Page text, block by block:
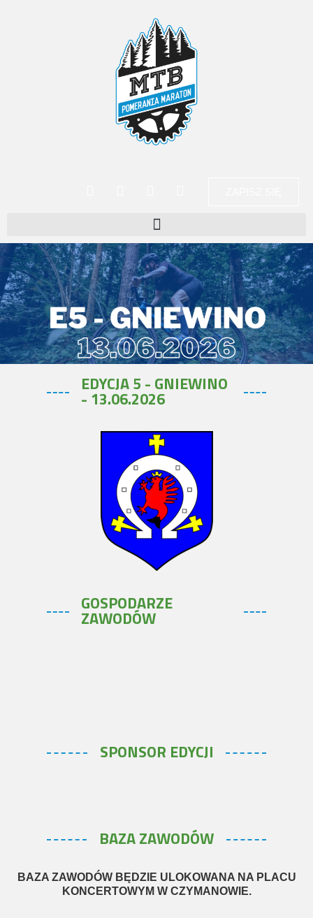
EDYCJA 5 - GNIEWINO
- 13.06.2026
GOSPODARZE
ZAWODÓW
SPONSOR EDYCJI
BAZA ZAWODÓW
BAZA ZAWODÓW BĘDZIE ULOKOWANA NA PLACU
KONCERTOWYM W CZYMANOWIE.